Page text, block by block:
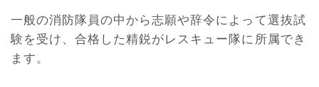
一般の消防隊員の中から志願や辞令によって選抜試
験を受け、合格した精鋭がレスキュー隊に所属でき
ます。